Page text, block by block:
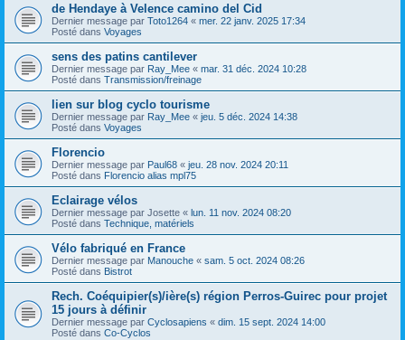
de Hendaye à Velence camino del Cid
Dernier message par Toto1264 « mer. 22 janv. 2025 17:34
Posté dans Voyages
sens des patins cantilever
Dernier message par Ray_Mee « mar. 31 déc. 2024 10:28
Posté dans Transmission/freinage
lien sur blog cyclo tourisme
Dernier message par Ray_Mee « jeu. 5 déc. 2024 14:38
Posté dans Voyages
Florencio
Dernier message par Paul68 « jeu. 28 nov. 2024 20:11
Posté dans Florencio alias mpl75
Eclairage vélos
Dernier message par Josette « lun. 11 nov. 2024 08:20
Posté dans Technique, matériels
Vélo fabriqué en France
Dernier message par Manouche « sam. 5 oct. 2024 08:26
Posté dans Bistrot
Rech. Coéquipier(s)/ière(s) région Perros-Guirec pour projet
15 jours à définir
Dernier message par Cyclosapiens « dim. 15 sept. 2024 14:00
Posté dans Co-Cyclos